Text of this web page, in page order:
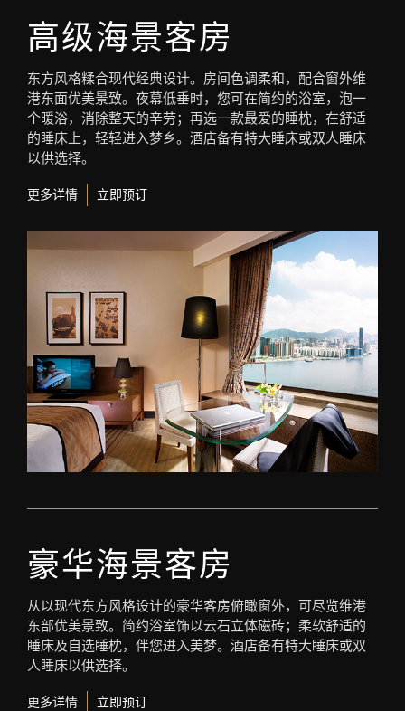
高级海景客房
东方风格糅合现代经典设计。房间色调柔和，配合窗外维
港东面优美景致。夜幕低垂时，您可在简约的浴室，泡一
个暖浴，消除整天的辛劳；再选一款最爱的睡枕，在舒适
的睡床上，轻轻进入梦乡。酒店备有特大睡床或双人睡床
以供选择。
更多详情 立即预订
豪华海景客房
从以现代东方风格设计的豪华客房俯瞰窗外，可尽览维港
东部优美景致。简约浴室饰以云石立体磁砖；柔软舒适的
睡床及自选睡枕，伴您进入美梦。酒店备有特大睡床或双
人睡床以供选择。
更多详情 立即预订